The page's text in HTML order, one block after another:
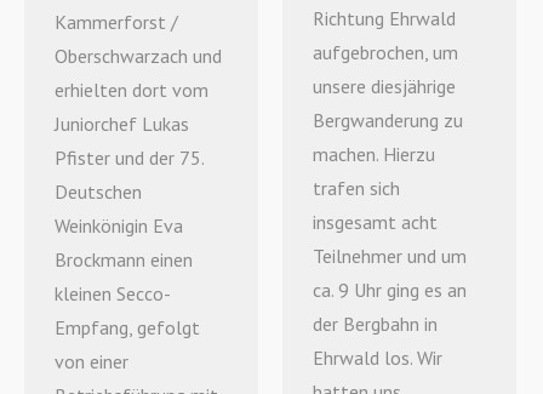
Kammerforst /
Oberschwarzach und
erhielten dort vom
Juniorchef Lukas
Pfister und der 75.
Deutschen
Weinkönigin Eva
Brockmann einen
kleinen Secco-
Empfang, gefolgt
von einer
Richtung Ehrwald
aufgebrochen, um
unsere diesjährige
Bergwanderung zu
machen. Hierzu
trafen sich
insgesamt acht
Teilnehmer und um
ca. 9 Uhr ging es an
der Bergbahn in
Ehrwald los. Wir